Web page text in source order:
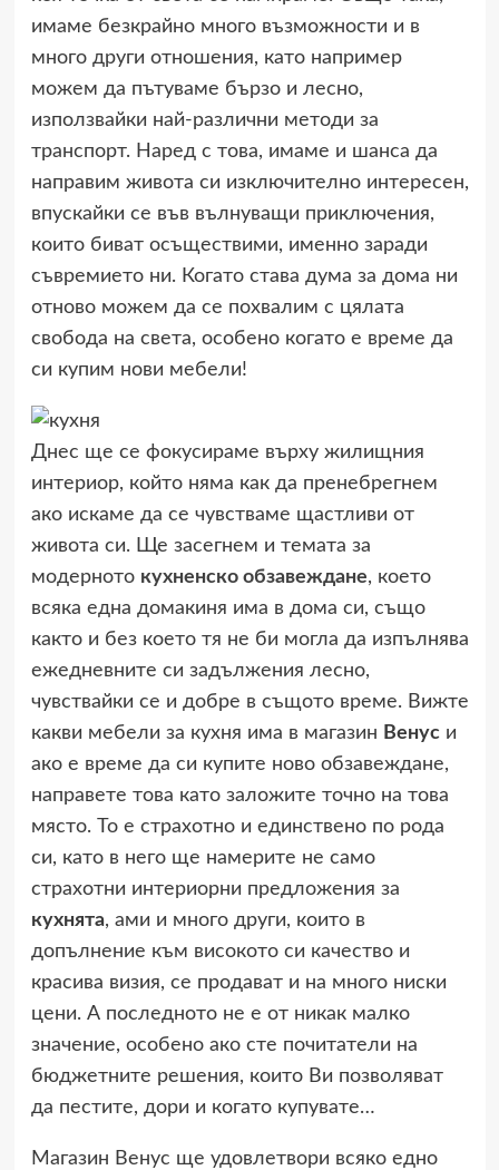
имаме безкрайно много възможности и в
много други отношения, като например
можем да пътуваме бързо и лесно,
използвайки най-различни методи за
транспорт. Наред с това, имаме и шанса да
направим живота си изключително интересен,
впускайки се във вълнуващи приключения,
които биват осъществими, именно заради
съвремието ни. Когато става дума за дома ни
отново можем да се похвалим с цялата
свобода на света, особено когато е време да
си купим нови мебели!
Днес ще се фокусираме върху жилищния
интериор, който няма как да пренебрегнем
ако искаме да се чувстваме щастливи от
живота си. Ще засегнем и темата за
модерното кухненско обзавеждане, което
всяка една домакиня има в дома си, също
както и без което тя не би могла да изпълнява
ежедневните си задължения лесно,
чувствайки се и добре в същото време. Вижте
какви мебели за кухня има в магазин Венуси
ако е време да си купите ново обзавеждане,
направете това като заложите точно на това
място. То е страхотно и единствено по рода
си, като в него ще намерите не само
страхотни интериорни предложения за
кухнята, ами и много други, които в
допълнение към високото си качество и
красива визия, се продават и на много ниски
цени. А последното не е от никак малко
значение, особено ако сте почитатели на
бюджетните решения, които Ви позволяват
да пестите, дори и когато купувате…
Магазин Венус ще удовлетвори всяко едно